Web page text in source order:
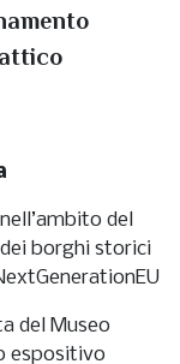
del
borghi storici
del Museo
espositivo